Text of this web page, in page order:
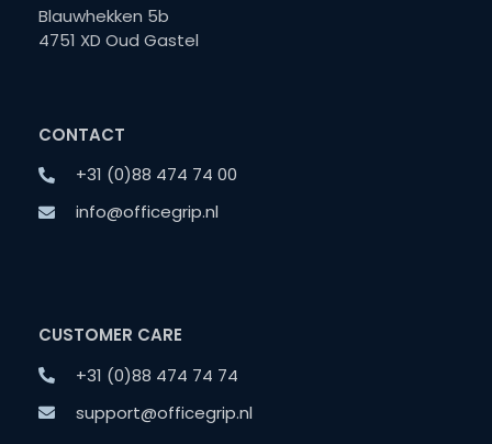
Blauwhekken 5b
4751 XD Oud Gastel
CONTACT
+31 (0)88 474 74 00
info@officegrip.nl
CUSTOMER CARE
+31 (0)88 474 74 74
support@officegrip.nl